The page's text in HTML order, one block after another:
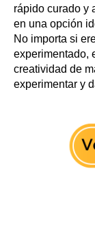
rápido curado y
en una opción
No importa si
experimentado,
creatividad de
experimentar y